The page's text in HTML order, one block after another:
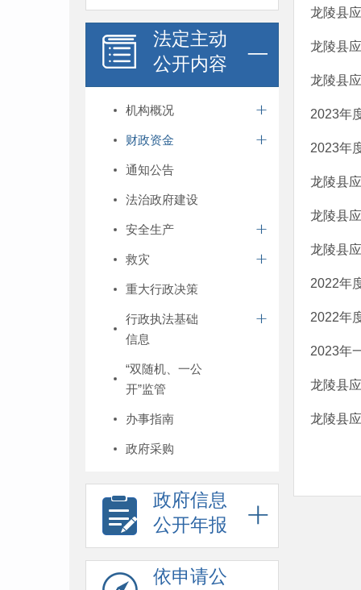
法定主动
公开内容
机构概况
财政资金
通知公告
法治政府建设
安全生产
救灾
重大行政决策
行政执法基础
信息
“双随机、一公
开”监管
办事指南
政府采购
政府信息
公开年报
依申请公
龙陵县
龙陵县
龙陵县
2023年
2023年
龙陵县
龙陵县
龙陵县
2022年
2022年
2023年
龙陵县
龙陵县